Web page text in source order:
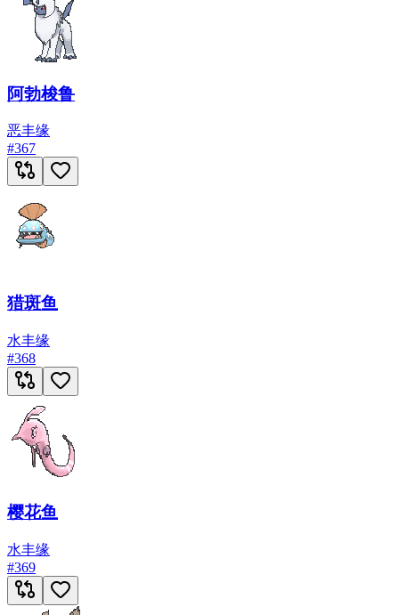
阿勃梭鲁
恶丰缘
#367
猎斑鱼
水丰缘
#368
樱花鱼
水丰缘
#369